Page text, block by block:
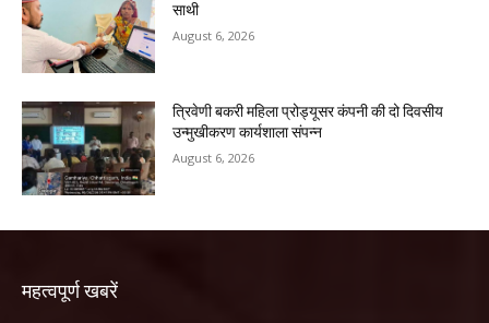
साथी
August 6, 2026
त्रिवेणी बकरी महिला प्रोड्यूसर कंपनी की दो दिवसीय
उन्मुखीकरण कार्यशाला संपन्न
August 6, 2026
महत्वपूर्ण खबरें